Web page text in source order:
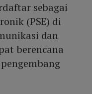
sebagai
(PSE) di
dan
berencana